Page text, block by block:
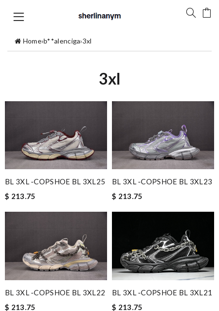
Home›b**alenciga›3xl
3xl
BL 3XL -COPSHOE BL 3XL25
$ 213.75
BL 3XL -COPSHOE BL 3XL23
$ 213.75
BL 3XL -COPSHOE BL 3XL22
$ 213.75
BL 3XL -COPSHOE BL 3XL21
$ 213.75